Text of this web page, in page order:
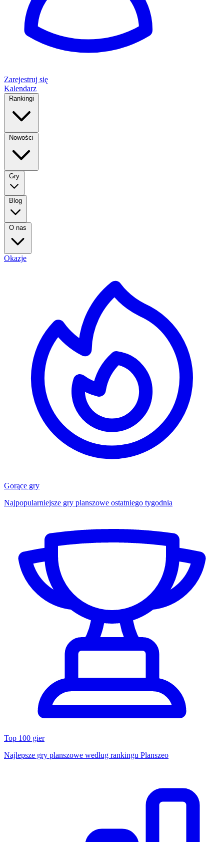
Zarejestruj się
Kalendarz
Rankingi
Nowości
Gry
Blog
O nas
Okazje
Gorące gry
Najpopularniejsze gry planszowe ostatniego tygodnia
Top 100 gier
Najlepsze gry planszowe według rankingu Planszeo